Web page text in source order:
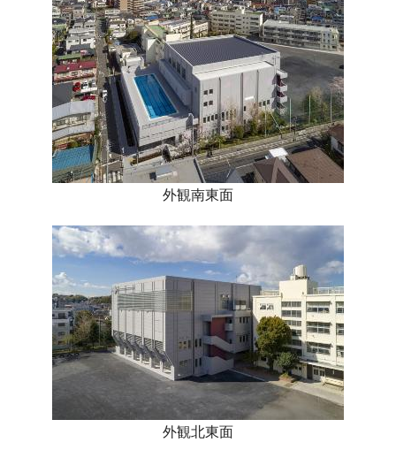
外観南東面
外観北東面